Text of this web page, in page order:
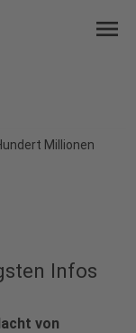
menu
Millionen
Infos
von